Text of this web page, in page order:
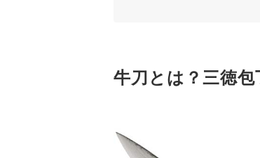
牛刀包丁全43商品おすすめ人気ラ
包丁と一緒にまな板も用意しよう
牛刀とは？三徳